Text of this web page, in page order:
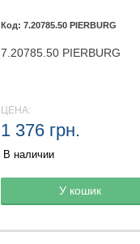
Товар в корзине
7.20785.50 PIERBURG
7.20785.50 PIERBURG
ЦЕНА:
1 376 грн.
В наличии
У кошик